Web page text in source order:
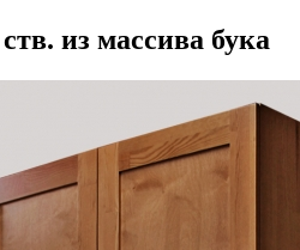
из массива бука